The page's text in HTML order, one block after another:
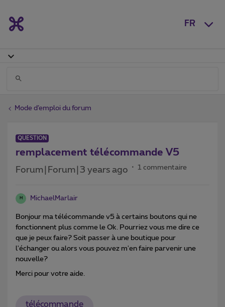
FR
Mode d’emploi du forum
QUESTION
remplacement télécommande V5
Forum|Forum|3 years ago 1 commentaire
M MichaelMarlair
Bonjour ma télécommande v5 à certains boutons qui ne
fonctionnent plus comme le Ok. Pourriez vous me dire ce
que je peux faire? Soit passer à une boutique pour
l'échanger ou alors vous pouvez m'en faire parvenir une
nouvelle?
Merci pour votre aide.
télécommande